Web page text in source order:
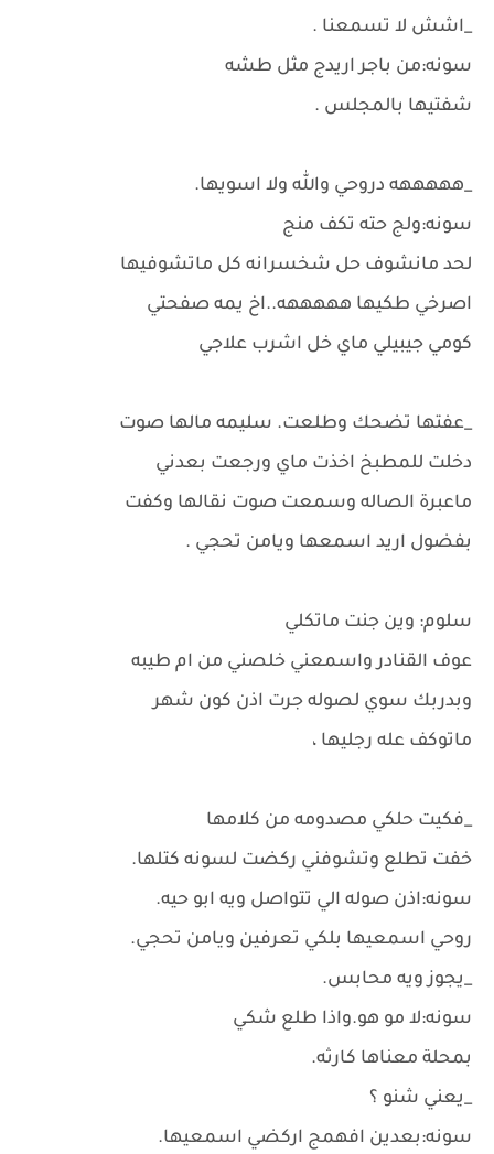
_اشش لا تسمعنا .
سونه:من باجر اريدج مثل طشه
شفتيها بالمجلس .
_هههههه دروحي والله ولا اسويها.
سونه:ولج حته تكف منج
لحد مانشوف حل شخسرانه كل ماتشوفيها
اصرخي طكيها هههههه..اخ يمه صفحتي
كومي جيبيلي ماي خل اشرب علاجي
_عفتها تضحك وطلعت. سليمه مالها صوت
دخلت للمطبخ اخذت ماي ورجعت بعدني
ماعبرة الصاله وسمعت صوت نقالها وكفت
بفضول اريد اسمعها ويامن تحجي .
سلوم: وين جنت ماتكلي
عوف القنادر واسمعني خلصني من ام طيبه
وبدربك سوي لصوله جرت اذن كون شهر
ماتوكف عله رجليها ،
_فكيت حلكي مصدومه من كلامها
خفت تطلع وتشوفني ركضت لسونه كتلها.
سونه:اذن صوله الي تتواصل ويه ابو حيه.
روحي اسمعيها بلكي تعرفين ويامن تحجي.
_يجوز ويه محابس.
سونه:لا مو هو.واذا طلع شكي
بمحلة معناها كارثه.
_يعني شنو ؟
سونه:بعدين افهمج اركضي اسمعيها.